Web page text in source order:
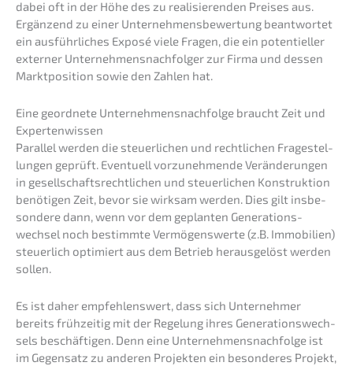
dabei oft in der Höhe des zu reali­sie­ren­den Preises aus.
Ergän­zend zu einer Unter­neh­mens­be­wer­tung beant­wor­tet
ein ausführ­li­ches Exposé viele Fragen, die ein poten­ti­el­ler
exter­ner Unter­neh­mens­nach­fol­ger zur Firma und dessen
Markt­po­si­ti­on sowie den Zahlen hat.
Eine geord­ne­te Unternehmens­nachfolge braucht Zeit und
Expertenwissen
Paral­lel werden die steuer­li­chen und recht­li­chen Frage­stel­
lun­gen geprüft. Eventu­ell vorzu­neh­men­de Verän­de­run­gen
in gesell­schafts­recht­li­chen und steuer­li­chen Konstruk­ti­on
benöti­gen Zeit, bevor sie wirksam werden. Dies gilt insbe­
son­de­re dann, wenn vor dem geplan­ten Generations­
wechsel noch bestimm­te Vermö­gens­wer­te (z.B. Immobi­li­en)
steuer­lich optimiert aus dem Betrieb heraus­ge­löst werden
sollen.
Es ist daher empfeh­lens­wert, dass sich Unter­neh­mer
bereits frühzei­tig mit der Regelung ihres Genera­ti­ons­wech­
sels beschäf­ti­gen. Denn eine Unternehmens­nachfolge ist
im Gegen­satz zu anderen Projek­ten ein beson­de­res Projekt,